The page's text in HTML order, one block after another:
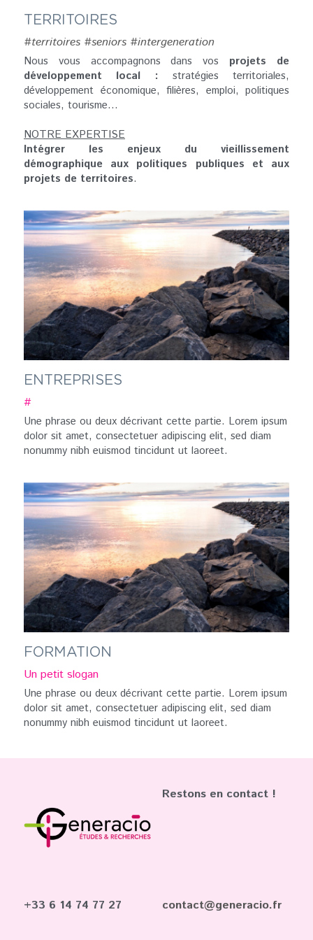
TERRITOIRES
#territoires #seniors #intergeneration
Nous vous accompagnons dans vos projets de
développement local : stratégies territoriales,
développement économique, filières, emploi, politiques
sociales, tourisme...
NOTRE EXPERTISE
Intégrer les enjeux du vieillissement
démographique aux politiques publiques et aux
projets de territoires.
ENTREPRISES
#
Une phrase ou deux décrivant cette partie. Lorem ipsum
dolor sit amet, consectetuer adipiscing elit, sed diam
nonummy nibh euismod tincidunt ut laoreet.
FORMATION
Un petit slogan
Une phrase ou deux décrivant cette partie. Lorem ipsum
dolor sit amet, consectetuer adipiscing elit, sed diam
nonummy nibh euismod tincidunt ut laoreet.
Restons en contact !
+33 6 14 74 77 27 contact@generacio.fr